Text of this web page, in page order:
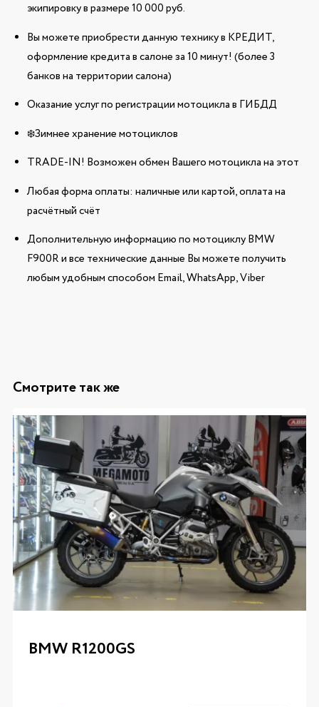
экипировку в размере 10 000 руб.
Вы можете приобрести данную технику в КРЕДИТ,
оформление кредита в салоне за 10 минут! (более 3
банков на территории салона)
Оказание услуг по регистрации мотоцикла в ГИБДД
❄️Зимнее хранение мотоциклов
TRADE-IN! Возможен обмен Вашего мотоцикла на этот
Любая форма оплаты: наличные или картой, оплата на
расчётный счёт
Дополнительную информацию по мотоциклу BMW
F900R и все технические данные Вы можете получить
любым удобным способом Email, WhatsApp, Viber
Смотрите так же
BMW R1200GS